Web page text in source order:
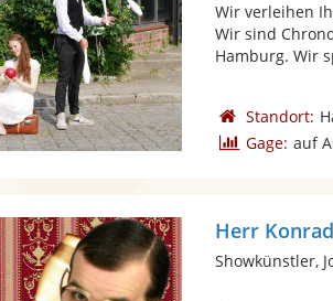
Wir verleihen
Wir sind
Hamburg. Wir
Standort:
Gage: auf
Herr Konrad
Showkünstler,